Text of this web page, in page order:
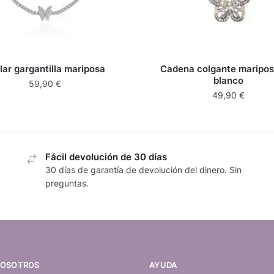
gargantilla mariposa
59,90€
Cadena colgante
blanco
49,90€
Fácil devolución de 30 días
30 días de garantía de devolución del dinero. Sin
preguntas.
AYUDA